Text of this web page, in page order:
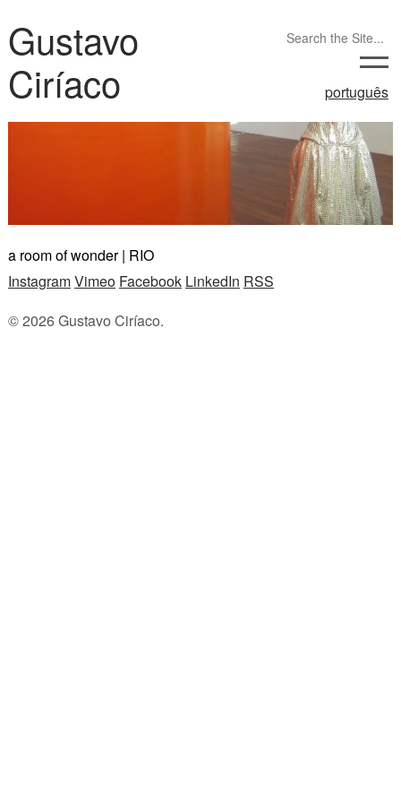
Gustavo
Ciríaco
português
a room of wonder | RIO
InstagramVimeo Facebook LinkedIn RSS
© 2026 Gustavo Ciríaco.